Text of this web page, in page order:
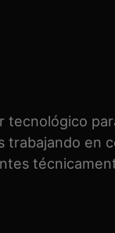
tecnológico
trabajando en